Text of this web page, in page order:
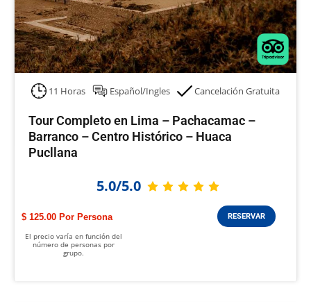
11 Horas Español/Ingles Cancelación Gratuita
Tour Completo en Lima – Pachacamac –
Barranco – Centro Histórico – Huaca
Pucllana
5.0/5.0
$ 125.00
El precio varía en función del
número de personas por
grupo.
RESERVAR